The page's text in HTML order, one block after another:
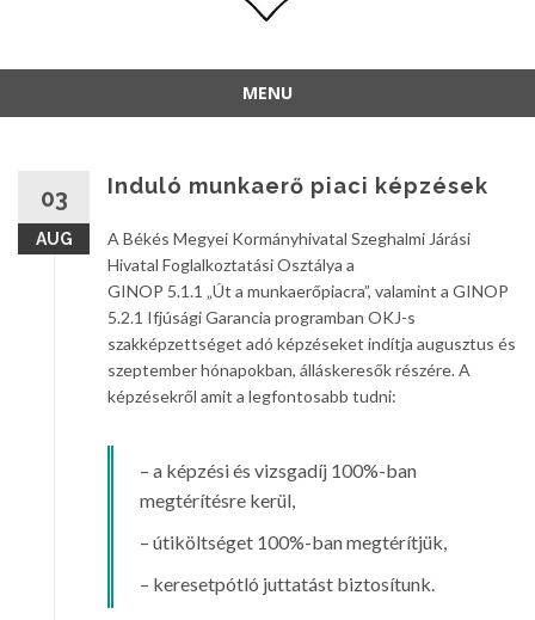
MENU
03
AUG
Induló munkaerő piaci képzések
A Békés Megyei Kormányhivatal Szeghalmi Járási
Hivatal Foglalkoztatási Osztálya a
GINOP 5.1.1 „Út a munkaerőpiacra”, valamint a GINOP
5.2.1 Ifjúsági Garancia programban OKJ-s
szakképzettséget adó képzéseket indítja augusztus és
szeptember hónapokban, álláskeresők részére. A
képzésekről amit a legfontosabb tudni:
– a képzési és vizsgadíj 100%-ban
megtérítésre kerül,
– útiköltséget 100%-ban megtérítjük,
– keresetpótló juttatást biztosítunk.